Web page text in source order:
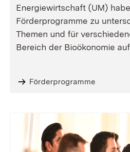
Energiewirtschaft (UM)
Förderprogramme zu
Themen und für
Bereich der Bioökonomie
Förderprogramme